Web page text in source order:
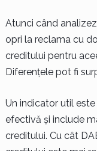
Atunci când
opri la reclama cu
creditului pentru
Diferențele pot fi
Un indicator util
efectivă și include
creditului. Cu cât